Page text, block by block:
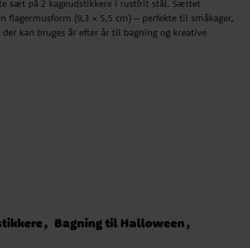
sæt på 2 kageudstikkere i rustfrit stål. Sættet
flagermusform (9,3 × 5,5 cm) – perfekte til småkager,
kan bruges år efter år til bagning og kreative
Bagning til Halloween